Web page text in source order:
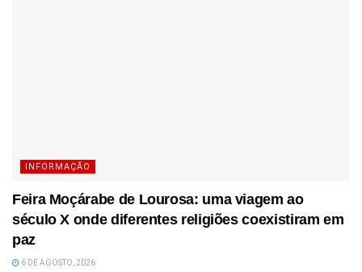
INFORMAÇÃO
Feira Moçárabe de Lourosa: uma viagem ao
século X onde diferentes religiões coexistiram em
paz
6 DE AGOSTO, 2026